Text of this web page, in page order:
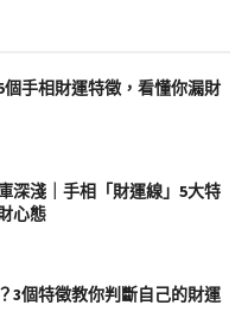
手相財運特徵，看懂你漏財
深淺｜手相「財運線」5大特
心態
3個特徵教你判斷自己的財運